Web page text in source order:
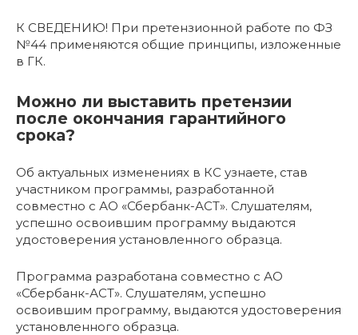
К СВЕДЕНИЮ! При претензионной работе по ФЗ
№44 применяются общие принципы, изложенные
в ГК.
Можно ли выставить претензии
после окончания гарантийного
срока?
Об актуальных изменениях в КС узнаете, став
участником программы, разработанной
совместно с АО «Сбербанк-АСТ». Слушателям,
успешно освоившим программу выдаются
удостоверения установленного образца.
Программа разработана совместно с АО
«Сбербанк-АСТ». Слушателям, успешно
освоившим программу, выдаются удостоверения
установленного образца.